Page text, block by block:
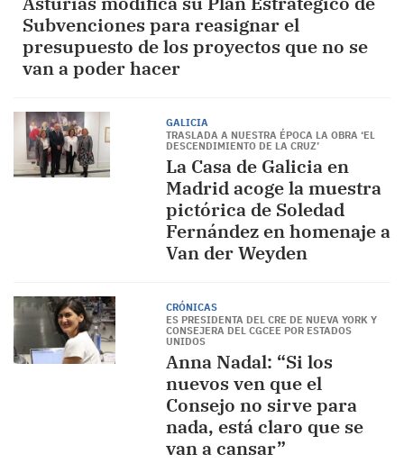
Subvenciones para reasignar el
presupuesto de los proyectos que no se
van a poder hacer
GALICIA
TRASLADA A NUESTRA ÉPOCA LA OBRA ‘EL
DESCENDIMIENTO DE LA CRUZ’
La Casa de Galicia en
Madrid acoge la muestra
pictórica de Soledad
Fernández en homenaje a
Van der Weyden
CRÓNICAS
ES PRESIDENTA DEL CRE DE NUEVA YORK Y
CONSEJERA DEL CGCEE POR ESTADOS
UNIDOS
Anna Nadal: “Si los
nuevos ven que el
Consejo no sirve para
nada, está claro que se
van a cansar”